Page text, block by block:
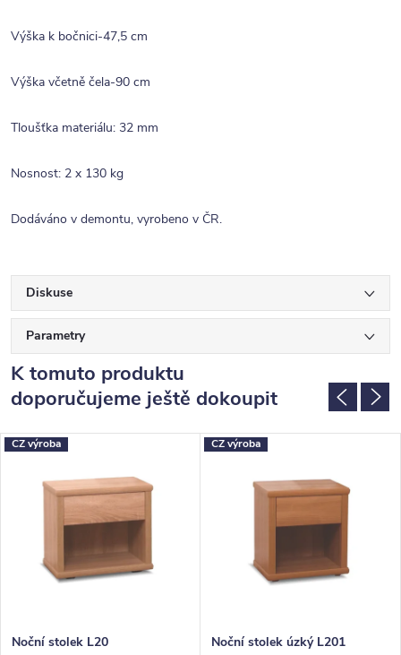
Výška k bočnici-47,5 cm
Výška včetně čela-90 cm
Tloušťka materiálu: 32 mm
Nosnost: 2 x 130 kg
Dodáváno v demontu, vyrobeno v ČR.
Diskuse
Parametry
K tomuto produktu
doporučujeme ještě dokoupit
CZ výroba
Noční stolek L20
CZ výroba
Noční stolek úzký L201